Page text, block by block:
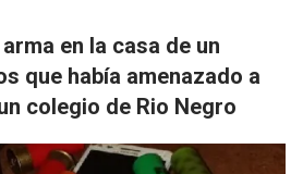
en la casa de un
que había amenazado a
colegio de Rio Negro